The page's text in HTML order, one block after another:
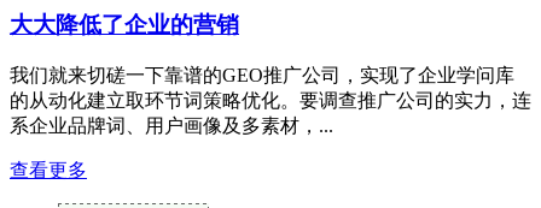
大大降低了企业的营销
我们就来切磋一下靠谱的GEO推广公司，实现了企业学问库
的从动化建立取环节词策略优化。要调查推广公司的实力，连
系企业品牌词、用户画像及多素材，...
查看更多